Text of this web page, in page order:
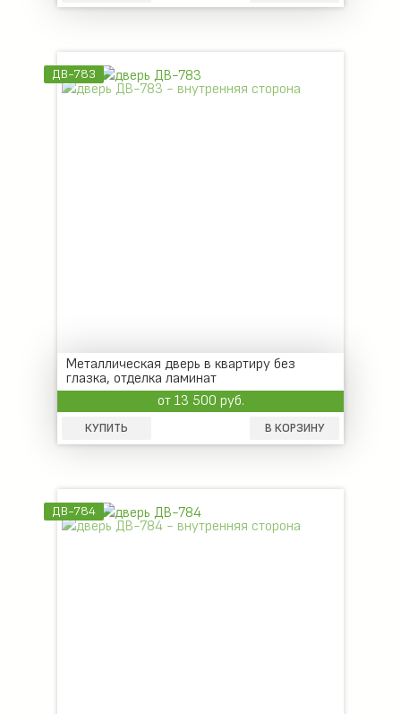
ДВ-783
Металлическая дверь в квартиру без
глазка, отделка ламинат
от 13 500 руб.
КУПИТЬ В КОРЗИНУ
ДВ-784